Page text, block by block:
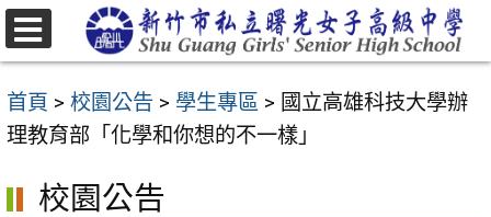
跳
至
要
內
首頁 > 校園公告 > 學生專區 > 國立高雄科技大學辦
理教育部「化學和你想的不一樣」
校園公告
選
單